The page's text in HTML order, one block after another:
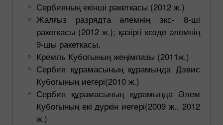
Сербияның екінші ракеткасы (2012 ж.)
Жалғыз разрядта әлемнің экс- 8-ші
ракеткасы (2012 ж.); қазіргі кезде әлемнің
9-шы ракеткасы.
Кремль Кубогының жеңімпазы (2011ж.)
Сербия құрамасының құрамында Дэвис
Кубогының иегері(2010 ж.)
Сербия құрамасының құрамында Әлем
Кубогының екі дүркін иегері(2009 ж., 2012
ж.)